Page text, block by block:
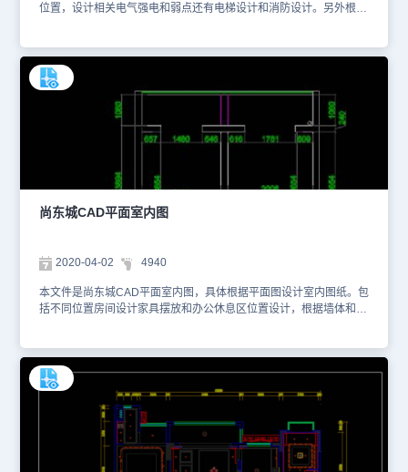
位置，设计相关电气强电和弱点还有电梯设计和消防设计。另外根据
行在线查看，便于参考。本素材仅用于互相学习资料，请勿商用。更
多图纸库资源可访问浩辰CAD官网进行学习。1、平面图和材料统计
尚东城CAD平面室内图
2020-04-02 4940
本文件是尚东城CAD平面室内图，具体根据平面图设计室内图纸。包
括不同位置房间设计家具摆放和办公休息区位置设计，根据墙体和柱
资料，请勿商用。更多图纸库资源可访问浩辰CAD官网进行学习。
1、原始平面图 2、平面图设计 3、平面图设计3